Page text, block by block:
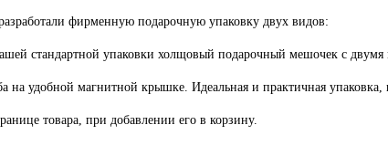
фирменную подарочную упаковку двух видов:
стандартной упаковки холщовый подарочный мешочек с
на удобной магнитной крышке. Идеальная и практичная упаковка,
товара, при добавлении его в корзину.